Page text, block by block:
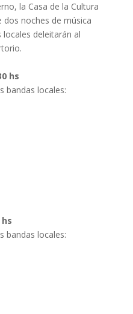
la Casa de la Cultura
dos noches de música
deleitarán al
hs
bandas locales:
bandas locales: